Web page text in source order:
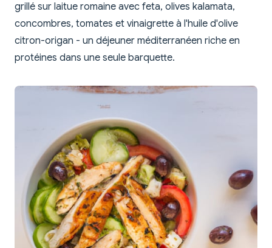
grillé sur laitue romaine avec feta, olives kalamata,
concombres, tomates et vinaigrette à l'huile d'olive
citron-origan - un déjeuner méditerranéen riche en
protéines dans une seule barquette.